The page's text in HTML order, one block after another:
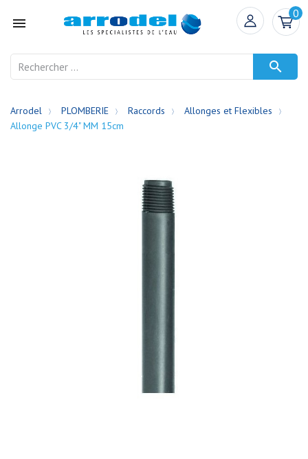

0

Arrodel PLOMBERIE Raccords
Allonges et Flexibles
Allonge PVC 3/4" MM 15cm